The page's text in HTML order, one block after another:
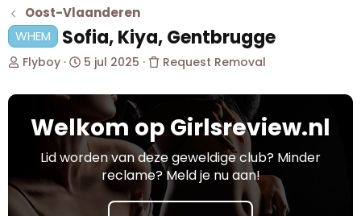
Oost-Vlaanderen
WHEM
Sofia, Kiya, Gentbrugge
O
d
p
s
Flyboy
S
a
t
d
a
5 jul 2025 Request Removal
Welkom op Girlsreview.nl
Lid worden van deze geweldige club? Minder
reclame? Meld je nu aan!